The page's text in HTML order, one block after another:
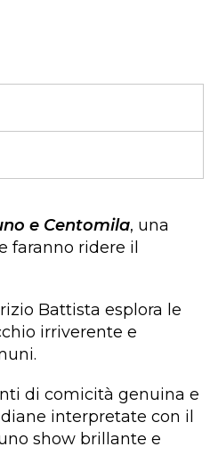
e Centomila, una
faranno ridere il
Battista esplora le
irriverente e
di comicità genuina e
interpretate con il
show brillante e